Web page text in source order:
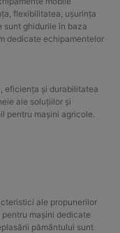
flexibilitatea, ușurința
sunt ghidurile în baza
dedicate echipamentelor
eficiența și durabilitatea
ale soluțiilor și
pentru mașini agricole.
ale propunerilor
mașini dedicate
pământului sunt